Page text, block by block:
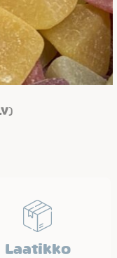
Laatikko